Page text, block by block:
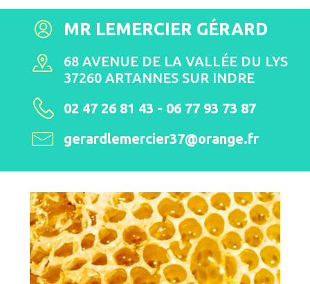
MR LEMERCIER GÉRARD
68 AVENUE DE LA VALLÉE DU LYS
37260 ARTANNES SUR INDRE
02 47 26 81 43 - 06 77 93 73 87
gerardlemercier37@orange.fr